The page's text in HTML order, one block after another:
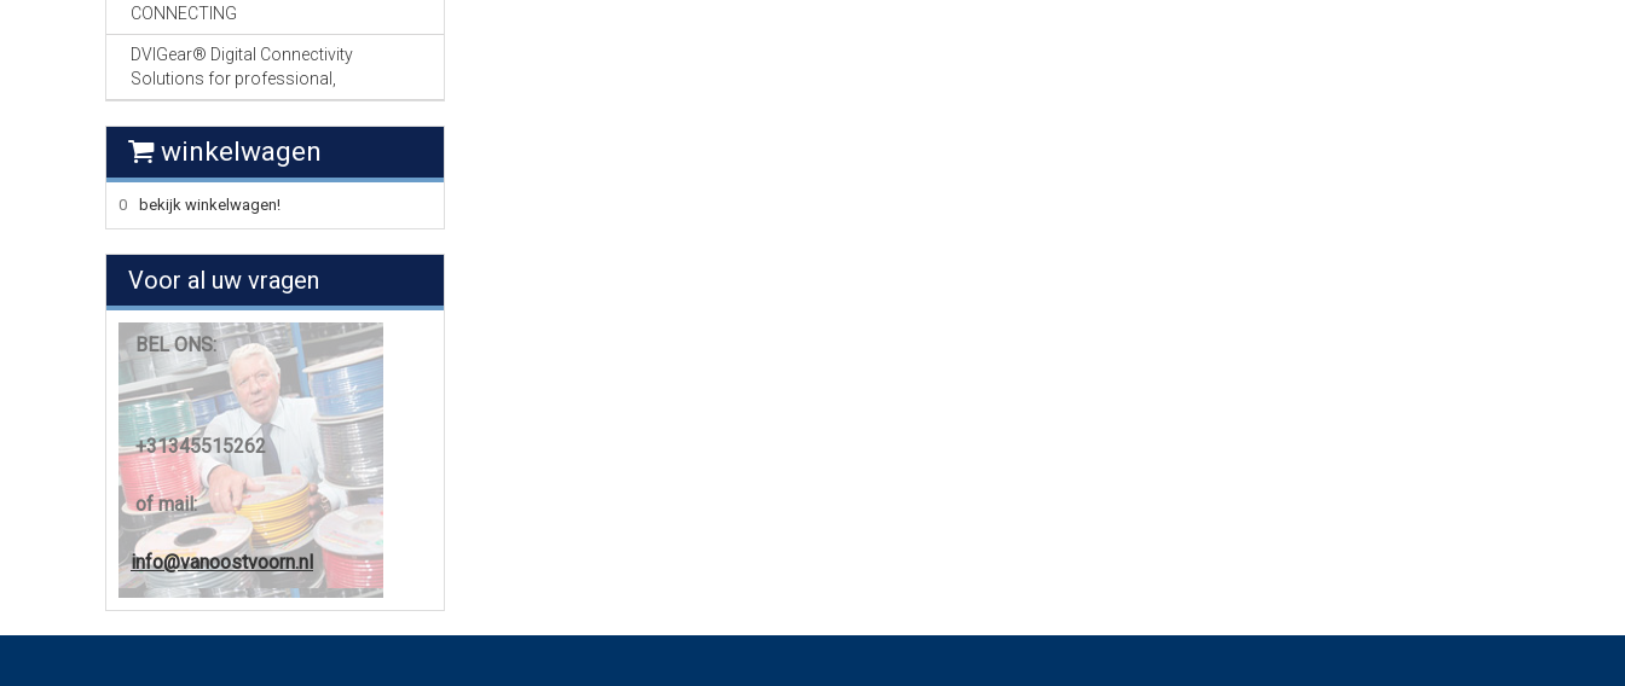
CONNECTING
DVIGear® Digital Connectivity
Solutions for professional,
winkelwagen
0 bekijk winkelwagen!
Voor al uw vragen
BEL ONS:
+31345515262
of mail:
info@vanoostvoorn.nl